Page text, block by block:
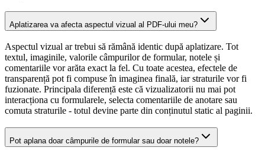
Aplatizarea va afecta aspectul vizual al PDF-ului meu?
Aspectul vizual ar trebui să rămână identic după aplatizare. Tot
textul, imaginile, valorile câmpurilor de formular, notele și
comentariile vor arăta exact la fel. Cu toate acestea, efectele de
transparență pot fi compuse în imaginea finală, iar straturile vor fi
fuzionate. Principala diferență este că vizualizatorii nu mai pot
interacționa cu formularele, selecta comentariile de anotare sau
comuta straturile - totul devine parte din conținutul static al paginii.
Pot aplana doar câmpurile de formular sau doar notele?